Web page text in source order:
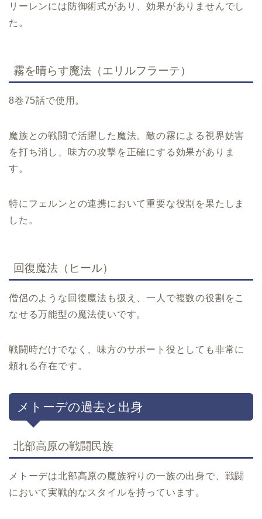
リーレンには防御術式があり、効果がありませんでし
た。
霧を晴らす魔法（エリルフラーテ）
8巻75話で使用。
魔族との戦闘で活躍した魔法。敵の霧による視界妨害
を打ち消し、味方の攻撃を正確にする効果がありま
す。
特にフェルンとの連携において重要な役割を果たしま
した。
回復魔法（ヒール）
僧侶のような回復魔法も扱え、一人で複数の役割をこ
なせる万能型の魔法使いです。
戦闘時だけでなく、味方のサポート役としても非常に
頼れる存在です。
メトーデの過去と出身
北部高原の戦闘民族
メトーデは北部高原の魔族狩りの一族の出身で、戦闘
において実戦的なスタイルを持っています。